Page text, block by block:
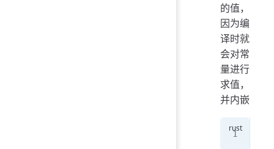
的值，
因为编
译时就
会对常
量进行
求值，
并内嵌